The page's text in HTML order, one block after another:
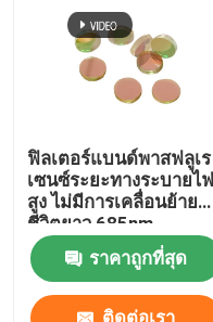
ฟิลเตอร์แบนด์พาสฟลูเร
เซนซ์ระยะทางระบายไฟ
สูง ไม่มีการเคลื่อนย้าย
ชีวิตยาว 685nm
ราคาถูกที่สุด